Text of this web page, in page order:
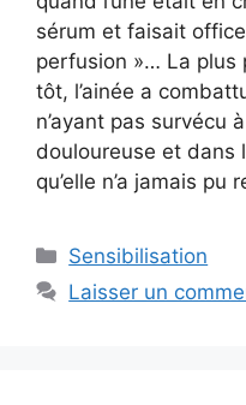
sérum et faisait
perfusion »… La plus
tôt, l’ainée a
n’ayant pas survécu
douloureuse et dans
qu’elle n’a jamais pu
Catégories
Sensibilisation
Laisser un